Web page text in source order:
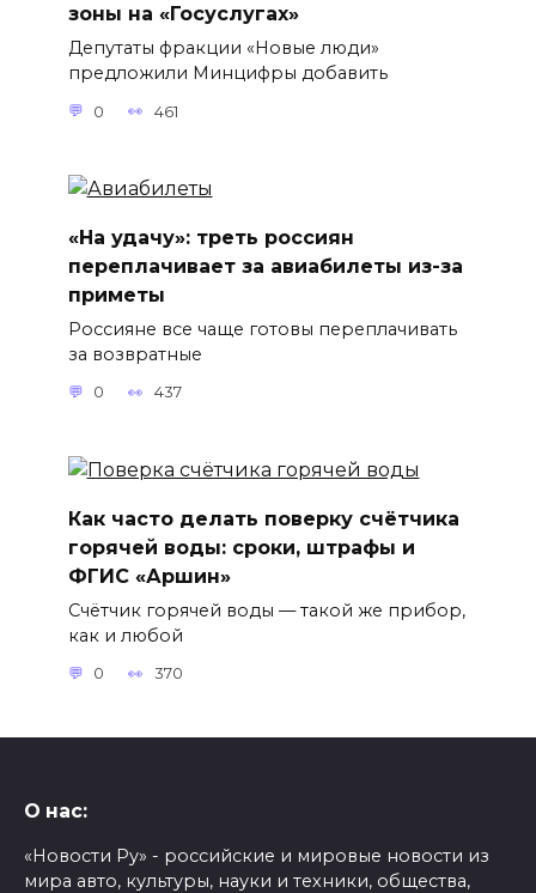
зоны на «Госуслугах»
Депутаты фракции «Новые люди»
предложили Минцифры добавить
0 461
«На удачу»: треть россиян
переплачивает за авиабилеты из-за
приметы
Россияне все чаще готовы переплачивать
за возвратные
0 437
Как часто делать поверку счётчика
горячей воды: сроки, штрафы и
ФГИС «Аршин»
Счётчик горячей воды — такой же прибор,
как и любой
0 370
О нас:
«Новости Ру» - российские и мировые новости из
мира авто, культуры, науки и техники, общества,